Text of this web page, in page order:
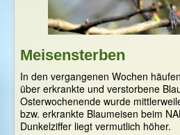
Meisensterben
In den vergangenen Wochen
über erkrankte und verstorbene
Osterwochenende wurde
bzw. erkrankte Blaumeisen beim
Dunkelziffer liegt vermutlich höher.